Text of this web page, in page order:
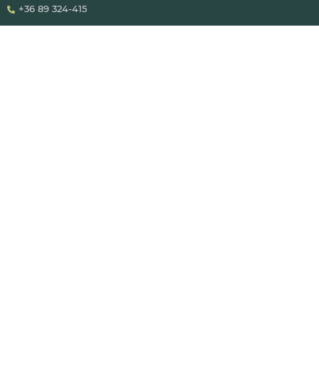
+36 89 324-415